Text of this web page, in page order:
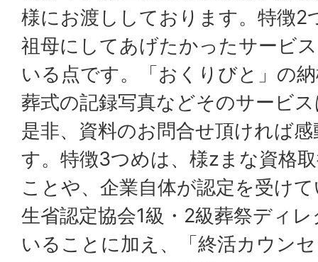
様にお渡ししております。特徴2
祖母にしてあげたかったサービ
いる点です。「おくりびと」の
葬式の記録写真などそのサービ
是非、資料のお問合せ頂ければ
す。特徴3つめは、様zまな資格
ことや、企業自体が認定を受け
生省認定協会1級・2級葬祭ディ
いることに加え、「終活カウン